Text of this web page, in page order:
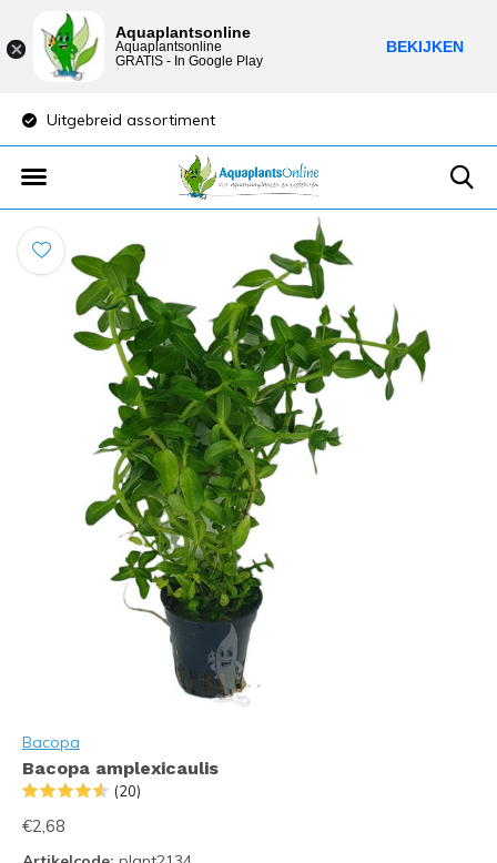
Uitgebreid assortiment
Bacopa
Bacopa amplexicaulis
(20)
€2,68
Aquaplantsonline
Aquaplantsonline
GRATIS - In Google Play
BEKIJKEN